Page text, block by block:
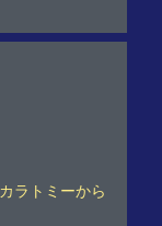
ラトミーから